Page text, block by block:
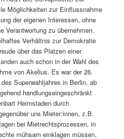
Möglichkeiten zur Einflussnahme
der eigenen Interessen, ohne
Verantwortung zu übernehmen.
Verhältnis zur Demokratie
über das Platzen einer
auch schon in der Wahl des
von Akelius. Es war der 26.
Superwahljahres in Berlin, ab
handlungseingeschränkt
Heimstaden durch
uns Mieter:innen, z.B.
bei Mietrechtsprozessen, in
mühsam einklagen müssen,